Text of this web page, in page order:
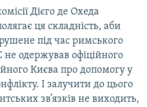
Дієго де Охеда
ця складність, аби
під час римського
одержував офіційного
Києва про допомогу у
І залучити до цього
зв’язків не виходить,